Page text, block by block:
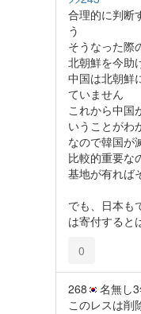
合理的に判断
う
そうなった際
北朝鮮を今助
中国は北朝鮮
ていません
これから中国
いうことがわ
なので韓国が
比較的重要
基地が有れば
でも、日本も
は寄付すると
0
268 名無し
このレスは削